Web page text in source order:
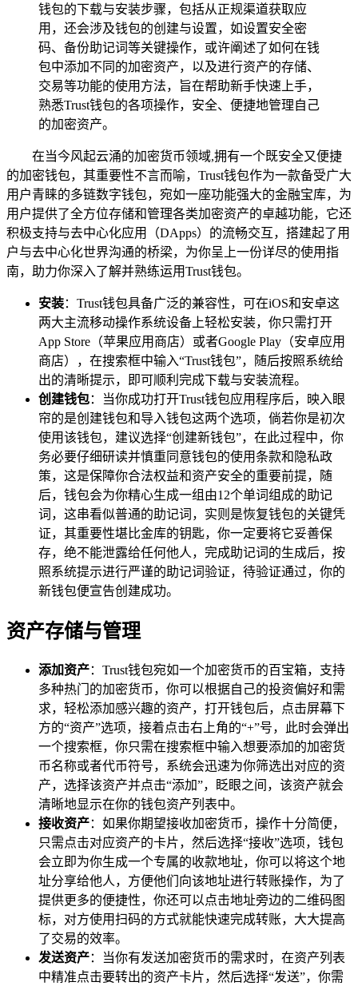
钱包的下载与安装步骤，包括从正规渠道获取应
用，还会涉及钱包的创建与设置，如设置安全密
码、备份助记词等关键操作，或许阐述了如何在钱
包中添加不同的加密资产，以及进行资产的存储、
交易等功能的使用方法，旨在帮助新手快速上手，
熟悉Trust钱包的各项操作，安全、便捷地管理自己
的加密资产。
在当今风起云涌的加密货币领域,拥有一个既安全又便捷
的加密钱包，其重要性不言而喻，Trust钱包作为一款备受广大
用户青睐的多链数字钱包，宛如一座功能强大的金融宝库，为
用户提供了全方位存储和管理各类加密资产的卓越功能，它还
积极支持与去中心化应用（DApps）的流畅交互，搭建起了用
户与去中心化世界沟通的桥梁，为你呈上一份详尽的使用指
南，助力你深入了解并熟练运用Trust钱包。
安装：Trust钱包具备广泛的兼容性，可在iOS和安卓这
两大主流移动操作系统设备上轻松安装，你只需打开
App Store（苹果应用商店）或者Google Play（安卓应用
商店），在搜索框中输入“Trust钱包”，随后按照系统给
出的清晰提示，即可顺利完成下载与安装流程。
创建钱包：当你成功打开Trust钱包应用程序后，映入眼
帘的是创建钱包和导入钱包这两个选项，倘若你是初次
使用该钱包，建议选择“创建新钱包”，在此过程中，你
务必要仔细研读并慎重同意钱包的使用条款和隐私政
策，这是保障你合法权益和资产安全的重要前提，随
后，钱包会为你精心生成一组由12个单词组成的助记
词，这串看似普通的助记词，实则是恢复钱包的关键凭
证，其重要性堪比金库的钥匙，你一定要将它妥善保
存，绝不能泄露给任何他人，完成助记词的生成后，按
照系统提示进行严谨的助记词验证，待验证通过，你的
新钱包便宣告创建成功。
资产存储与管理
添加资产：Trust钱包宛如一个加密货币的百宝箱，支持
多种热门的加密货币，你可以根据自己的投资偏好和需
求，轻松添加感兴趣的资产，打开钱包后，点击屏幕下
方的“资产”选项，接着点击右上角的“+”号，此时会弹出
一个搜索框，你只需在搜索框中输入想要添加的加密货
币名称或者代币符号，系统会迅速为你筛选出对应的资
产，选择该资产并点击“添加”，眨眼之间，该资产就会
清晰地显示在你的钱包资产列表中。
接收资产：如果你期望接收加密货币，操作十分简便，
只需点击对应资产的卡片，然后选择“接收”选项，钱包
会立即为你生成一个专属的收款地址，你可以将这个地
址分享给他人，方便他们向该地址进行转账操作，为了
提供更多的便捷性，你还可以点击地址旁边的二维码图
标，对方使用扫码的方式就能快速完成转账，大大提高
了交易的效率。
发送资产：当你有发送加密货币的需求时，在资产列表
中精准点击要转出的资产卡片，然后选择“发送”，你需